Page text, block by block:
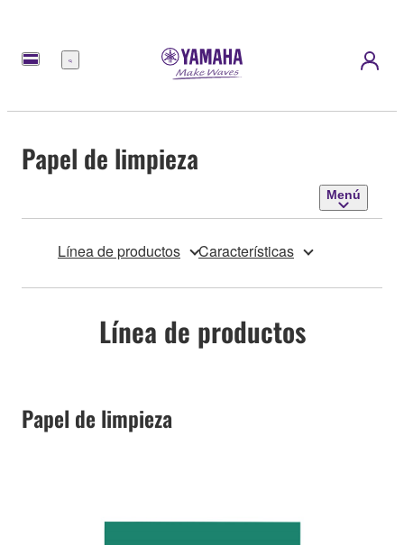
Menú
Papel de limpieza
Menú
Línea de productos Características
Línea de productos
Papel de limpieza